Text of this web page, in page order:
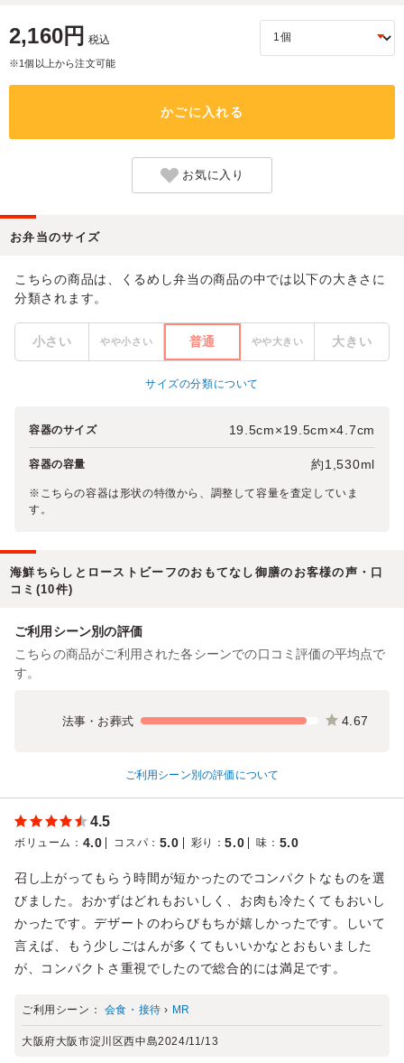
2,160円 税込
※1個以上から注文可能
かごに入れる
お気に入り
お弁当のサイズ
こちらの商品は、くるめし弁当の商品の中では以下の大きさに
分類されます。
小さい やや小さい 普通 やや大きい 大きい
サイズの分類について
容器のサイズ 19.5cm×19.5cm×4.7cm
容器の容量 約1,530ml
※こちらの容器は形状の特徴から、調整して容量を査定していま
す。
海鮮ちらしとローストビーフのおもてなし御膳のお客様の声・口
コミ(10件)
ご利用シーン別の評価
こちらの商品がご利用された各シーンでの口コミ評価の平均点で
す。
法事・お葬式 4.67
ご利用シーン別の評価について
4.5
ボリューム ： 4.0 コスパ ： 5.0 彩り ：5.0 味 ： 5.0
召し上がってもらう時間が短かったのでコンパクトなものを選
びました。おかずはどれもおいしく、お肉も冷たくてもおいし
かったです。デザートのわらびもちが嬉しかったです。しいて
言えば、もう少しごはんが多くてもいいかなとおもいました
が、コンパクトさ重視でしたので総合的には満足です。
ご利用シーン： 会食・接待 › MR
大阪府大阪市淀川区西中島2024/11/13